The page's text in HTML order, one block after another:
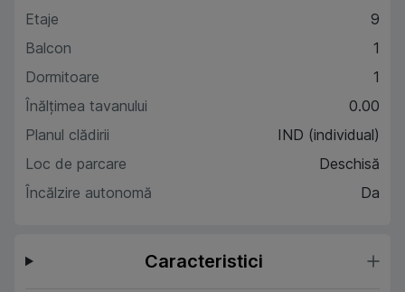
Etaje
9
Balcon
1
Dormitoare
1
Înălțimea tavanului
0.00
Planul clădirii
IND (individual)
Loc de parcare
Deschisă
Încălzire autonomă
Da
Caracteristici